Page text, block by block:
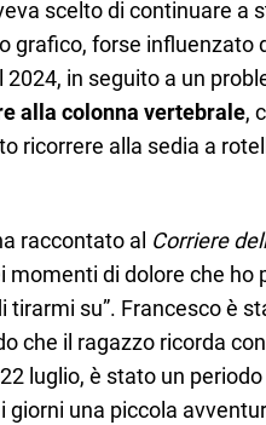
scelto di continuare a
grafico, forse influenzato
in seguito a un
alla colonna vertebrale,
ricorrere alla sedia a
raccontato al Corriere
momenti di dolore che ho
su”. Francesco è
che il ragazzo ricorda
luglio, è stato un
giorni una piccola